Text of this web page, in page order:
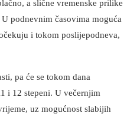
a slične vremenske prilike
podnevnim časovima moguća
i tokom poslijepodneva,
pa će se tokom dana
i 12 stepeni. U večernjim
uz mogućnost slabijih